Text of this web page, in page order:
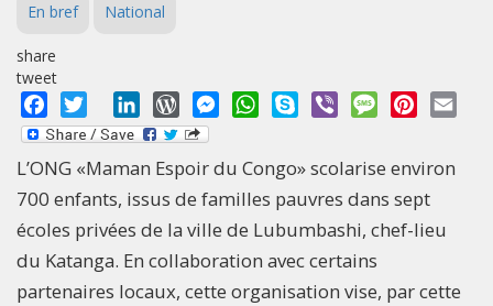
En bref National
share
tweet
Facebook
Twitter LinkedInWordPressMessengerWhatsApp
Skype Viber MessagePinterest
L’ONG «Maman Espoir du Congo» scolarise environ
700 enfants, issus de familles pauvres dans sept
écoles privées de la ville de Lubumbashi, chef-lieu
du Katanga. En collaboration avec certains
partenaires locaux, cette organisation vise, par cette